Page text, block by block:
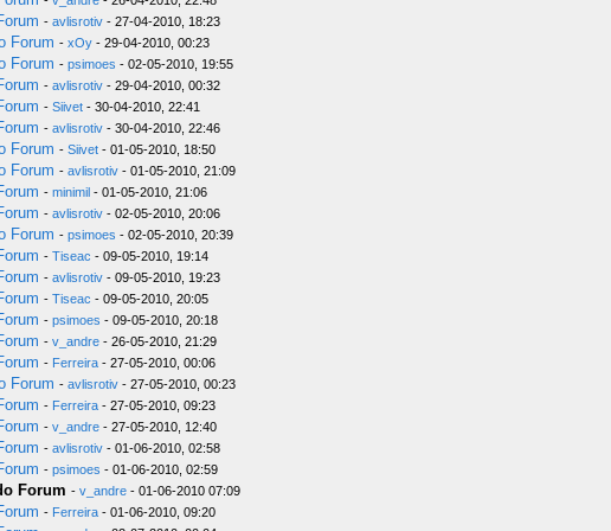
- avlisrotiv - 27-04-2010, 18:23
Forum - xOy - 29-04-2010, 00:23
Forum - psimoes - 02-05-2010, 19:55
- avlisrotiv - 29-04-2010, 00:32
- Siivet - 30-04-2010, 22:41
- avlisrotiv - 30-04-2010, 22:46
Forum - Siivet - 01-05-2010, 18:50
Forum - avlisrotiv - 01-05-2010, 21:09
- minimil - 01-05-2010, 21:06
- avlisrotiv - 02-05-2010, 20:06
Forum - psimoes - 02-05-2010, 20:39
- Tiseac - 09-05-2010, 19:14
- avlisrotiv - 09-05-2010, 19:23
- Tiseac - 09-05-2010, 20:05
- psimoes - 09-05-2010, 20:18
- v_andre - 26-05-2010, 21:29
- Ferreira - 27-05-2010, 00:06
Forum - avlisrotiv - 27-05-2010, 00:23
- Ferreira - 27-05-2010, 09:23
- v_andre - 27-05-2010, 12:40
- avlisrotiv - 01-06-2010, 02:58
- psimoes - 01-06-2010, 02:59
Forum - v_andre - 01-06-2010 07:09
- Ferreira - 01-06-2010, 09:20